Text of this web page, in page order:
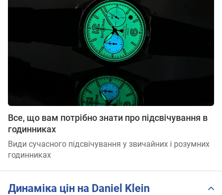
Все, що вам потрібно знати про підсвічування в
годинниках
Види сучасного підсвічування у звичайних і розумних
годинниках
Динаміка цін на Daniel Klein